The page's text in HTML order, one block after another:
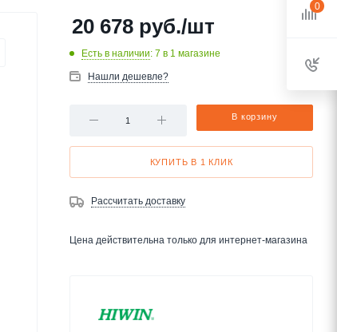
20 678 руб./шт
Есть в наличии: 7 в 1 магазине
Нашли дешевле?
В корзину
КУПИТЬ В 1 КЛИК
Рассчитать доставку
Цена действительна только для интернет-магазина
0